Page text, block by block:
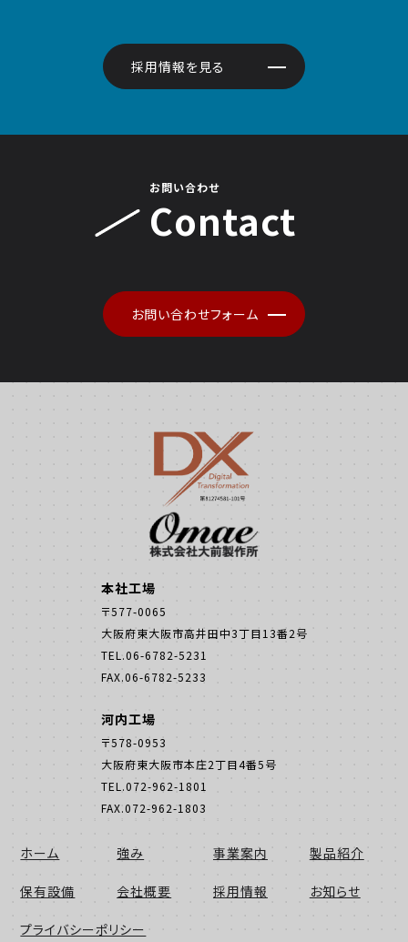
採用情報を見る
お問い合わせ
Contact
お問い合わせフォーム
本社工場
〒577-0065
大阪府東大阪市高井田中3丁目13番2号
TEL.06-6782-5231
FAX.06-6782-5233
河内工場
〒578-0953
大阪府東大阪市本庄2丁目4番5号
TEL.072-962-1801
FAX.072-962-1803
ホーム 強み 事業案内 製品紹介
保有設備 会社概要 採用情報 お知らせ
プライバシーポリシー